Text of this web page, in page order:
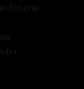
Escuchar